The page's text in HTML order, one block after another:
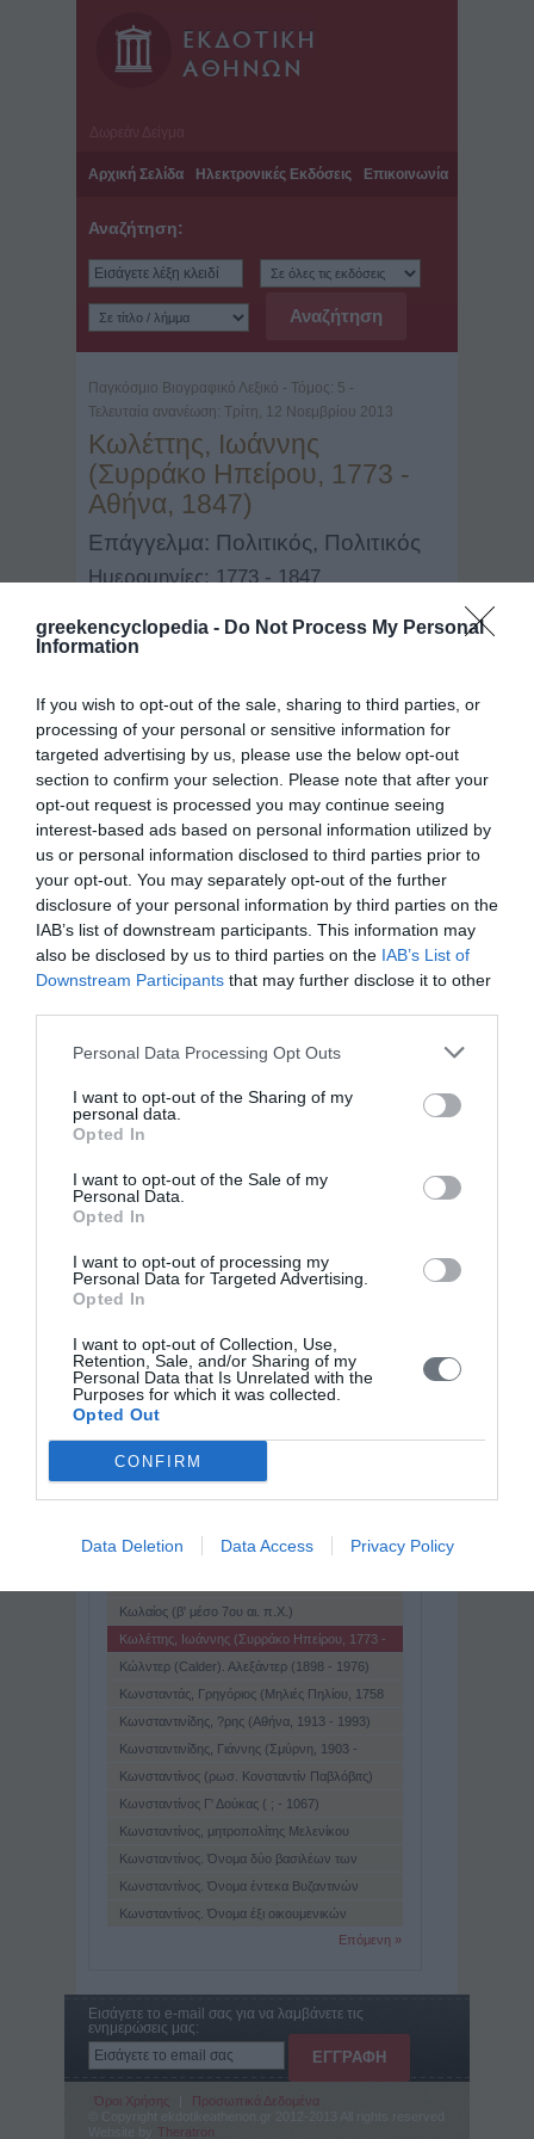
greekencyclopedia - Do Not Process My Personal
Information
If you wish to opt-out of the sale, sharing to third parties, or
processing of your personal or sensitive information for
targeted advertising by us, please use the below opt-out
section to confirm your selection. Please note that after your
opt-out request is processed you may continue seeing
interest-based ads based on personal information utilized by
us or personal information disclosed to third parties prior to
your opt-out. You may separately opt-out of the further
disclosure of your personal information by third parties on the
IAB’s list of downstream participants. This information may
also be disclosed by us to third parties on the IAB’s List of
Downstream Participants that may further disclose it to other
Personal Data Processing Opt Outs
I want to opt-out of the Sharing of my
personal data.
Opted In
I want to opt-out of the Sale of my
Personal Data.
Opted In
I want to opt-out of processing my
Personal Data for Targeted Advertising.
Opted In
I want to opt-out of Collection, Use,
Retention, Sale, and/or Sharing of my
Personal Data that Is Unrelated with the
Purposes for which it was collected.
Opted Out
CONFIRM
Data Deletion Data Access Privacy Policy
Αρχική Σελίδα Ηλεκτρονικές Εκδόσεις Επικοινωνία
Αναζήτηση:
Παγκόσμιο Βιογραφικό Λεξικό - Τόμος: 5 -
Τελευταία ανανέωση: Τρίτη, 12 Νοεμβρίου 2013
Κωλέττης, Ιωάννης
(Συρράκο Ηπείρου, 1773 -
Αθήνα, 1847)
Επάγγελμα: Πολιτικός, Πολιτικός
Ημερομηνίες: 1773 - 1847
Κωλέττης, Ιωάννης (Συρράκο Ηπείρου,
1773 - Αθήνα, 1847). Πολιτικός, αρχηγός
του «γαλλικού» κόμματος. Πρωτοστάτησε
στους πολιτικούς αγώνες, ιδιαίτερα κατά την
Επανάσταση και την Οθωνική περίοδο, και
διατέλεσε πρωθυπουργός (1844 - 47) της
πρώτης συνταγματικής κυβέρνησης μετά
την ψήφιση του Συντάγματος ...
Φωτογραφίες
Ιωάννης Κωλέττης. Πρωθυπουργός της Ελλάδας (1844 -
47). Ελαιογραφία (Αθήνα, Εθνικό Ιστορικό Μουσείο).
Παγκόσμιο Βιογραφικό Λεξικό
« Προηγούμενη
Κύρος ο Πανοπολίτης ( ; - περ. 460 μ.Χ.)
Κύρου
Κύρου, ΄Αδωνις (Αθήνα, 1938)
Κύρου, ΄Αδωνις (Λευκωσία, 1872 - Αθήνα,
1918)
Κύρου, Αχιλλεύς (Αθήνα, 1898 - Παρίσι, 1950)
Κύρου, Κύρος (Αθήνα, 1899 - 1974)
Κωλαίος (β' μέσο 7ου αι. π.Χ.)
Κωλέττης, Ιωάννης (Συρράκο Ηπείρου, 1773 -
Αθήνα, 1847)
Κώλντερ (Calder). Αλεξάντερ (1898 - 1976)
Κωνσταντάς, Γρηγόριος (Μηλιές Πηλίου, 1758
- 1844)
Κωνσταντινίδης, ?ρης (Αθήνα, 1913 - 1993)
Κωνσταντινίδης, Γιάννης (Σμύρνη, 1903 -
Αθήνα, 1984)
Κωνσταντίνος (ρωσ. Κονσταντίν Παβλόβιτς)
(1779 - 1831)
Κωνσταντίνος Γ' Δούκας ( ; - 1067)
Κωνσταντίνος, μητροπολίτης Μελενίκου
Κωνσταντίνος. Όνομα δύο βασιλέων των
Ελλήνων
Κωνσταντίνος. Όνομα έντεκα Βυζαντινών
αυτοκρατόρων
Κωνσταντίνος. Όνομα έξι οικουμενικών
Επόμενη »
Εισάγετε το e-mail σας για να λαμβάνετε τις
ενημερώσεις μας:
Όροι Χρήσης
Προσωπικά Δεδομένα
Theratron